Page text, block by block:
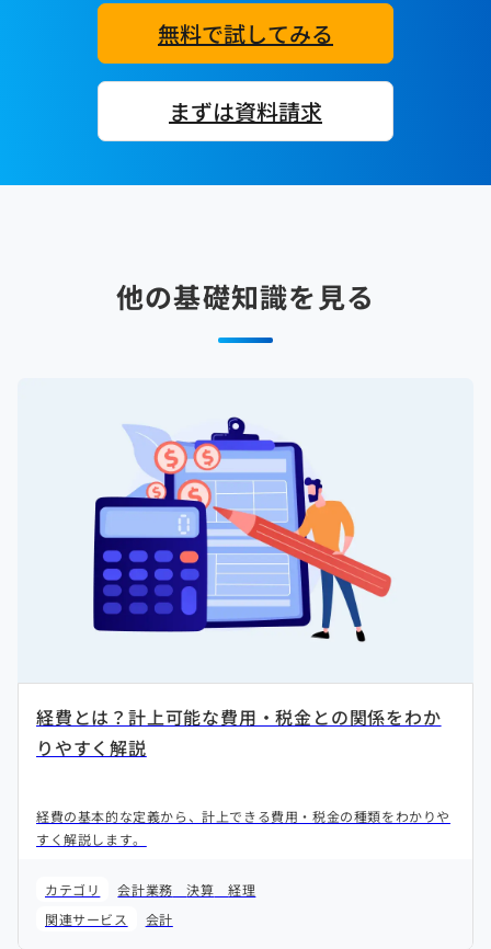
無料で試してみる
まずは資料請求
他の基礎知識を見る
経費とは？計上可能な費用・税金との関係をわか
りやすく解説
経費の基本的な定義から、計上できる費用・税金の種類をわかりや
すく解説します。
カテゴリ 会計業務 決算
経理
関連サービス
会計